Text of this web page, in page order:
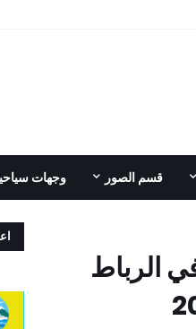
قسم الصور وجهات
الرباط